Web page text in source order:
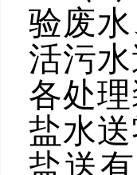
验废
活污
各处
盐水
盐送